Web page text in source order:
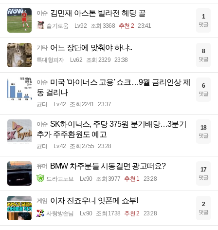
이슈 김민재 아스톤 빌라전 헤딩 골
슬기로움 Lv.92 조회 3368 추천 2 23:41
1
댓글
기타 어느 장단에 맞춰야 하냐..
특대형피자 Lv.62 조회 2329 23:38
8
댓글
이슈 미국 '마이너스 고용' 쇼크…9월 금리인상 제
동 걸리나
균터 Lv.42 조회 2241 23:37
6
댓글
이슈 SK하이닉스, 주당 375원 분기배당…3분기
추가 주주환원도 예고
균터 Lv.42 조회 2755 23:28
18
댓글
유머 BMW 차주분들 시동걸면 광고떠요?
드라고노브 Lv.90 조회 3977 추천 1 23:28
17
댓글
게임 이자 진죠우니 잇폰메 쇼부!
사랑방손님 Lv.90 조회 1738 추천 2 23:28
2
댓글